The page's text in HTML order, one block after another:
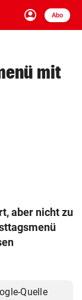
account_circle
Anmelden
Abo
Schließen
mit
aber nicht zu
Quelle